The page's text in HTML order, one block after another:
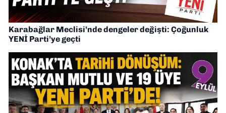
Karabağlar Meclisi’nde dengeler değişti: Çoğunluk
YENİ Parti’ye geçti